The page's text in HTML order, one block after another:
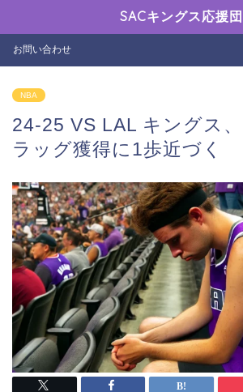
SACキングス応援団
お問い合わせ
NBA
24-25 VS LAL キングス
ラッグ獲得に1歩近づく